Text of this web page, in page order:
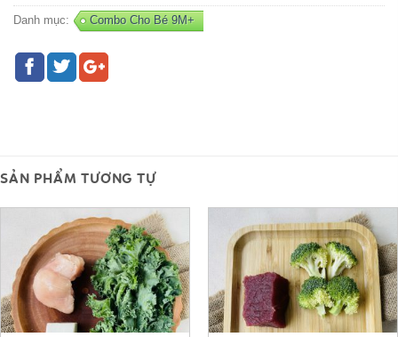
Danh mục: Combo Cho Bé 9M+
SẢN PHẨM TƯƠNG TỰ